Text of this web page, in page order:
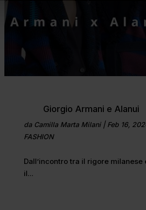
Giorgio Armani e Alanui
da Camilla Marta Milani| Feb 16,
FASHION
Dall’incontro tra il rigore milanese
il...